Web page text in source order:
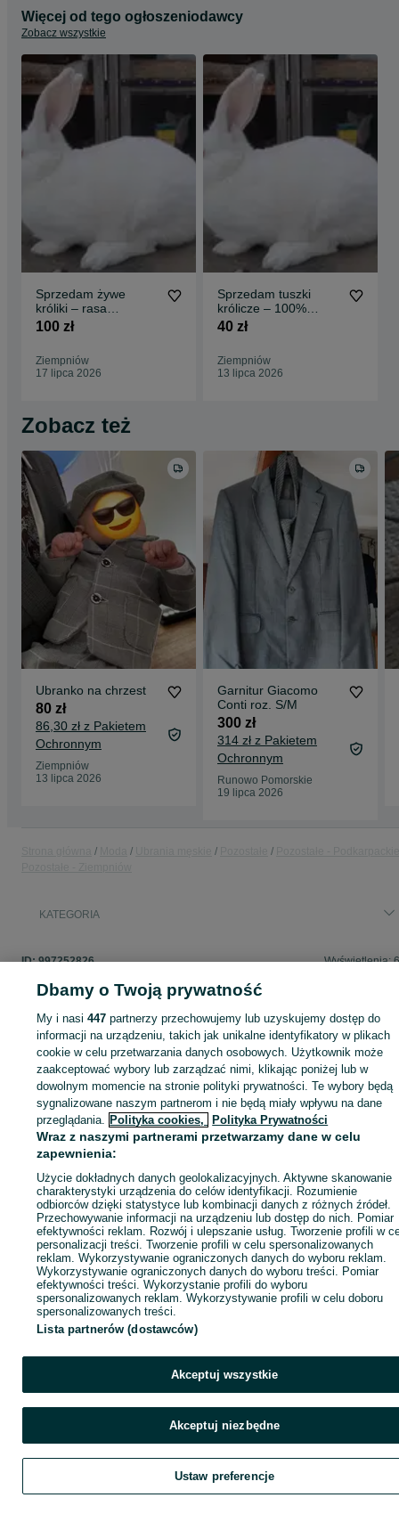
Więcej od tego ogłoszeniodawcy
Zobacz wszystkie
Sprzedam żywe
króliki – rasa
Termondzki Biały
100 zł
Ziempniów
17 lipca 2026
Sprzedam tuszki
królicze – 100%
naturalne
40 zł
Ziempniów
13 lipca 2026
Zobacz też
Ubranko na chrzest
80 zł
86,30 zł z Pakietem
Ochronnym
Ziempniów
13 lipca 2026
Garnitur Giacomo
Conti roz. S/M
300 zł
314 zł z Pakietem
Ochronnym
Runowo Pomorskie
19 lipca 2026
KATEGORIA
ID:997252826 Wyświetlenia:
Zaloguj się lub załóż konto na OLX, aby skontaktować się z
sprzedającym
Zaloguj się / Załóż konto
Dbamy o Twoją prywatność
My i nasi447 partnerzy przechowujemy lub uzyskujemy dostęp do
informacji na urządzeniu, takich jak unikalne identyfikatory w plikach
cookie w celu przetwarzania danych osobowych. Użytkownik może
zaakceptować wybory lub zarządzać nimi, klikając poniżej lub w
dowolnym momencie na stronie polityki prywatności. Te wybory będą
sygnalizowane naszym partnerom i nie będą miały wpływu na dane
przeglądania. Polityka cookies, Polityka Prywatności
Wraz z naszymi partnerami przetwarzamy dane w celu
zapewnienia:
Użycie dokładnych danych geolokalizacyjnych. Aktywne skanowanie
charakterystyki urządzenia do celów identyfikacji. Rozumienie
odbiorców dzięki statystyce lub kombinacji danych z różnych źródeł.
Przechowywanie informacji na urządzeniu lub dostęp do nich. Pomiar
efektywności reklam. Rozwój i ulepszanie usług. Tworzenie profili w
personalizacji treści. Tworzenie profili w celu spersonalizowanych
reklam. Wykorzystywanie ograniczonych danych do wyboru reklam.
Wykorzystywanie ograniczonych danych do wyboru treści. Pomiar
efektywności treści. Wykorzystanie profili do wyboru
spersonalizowanych reklam. Wykorzystywanie profili w celu doboru
spersonalizowanych treści.
Lista partnerów (dostawców)
Akceptuj wszystkie
Akceptuj niezbędne
Ustaw preferencje